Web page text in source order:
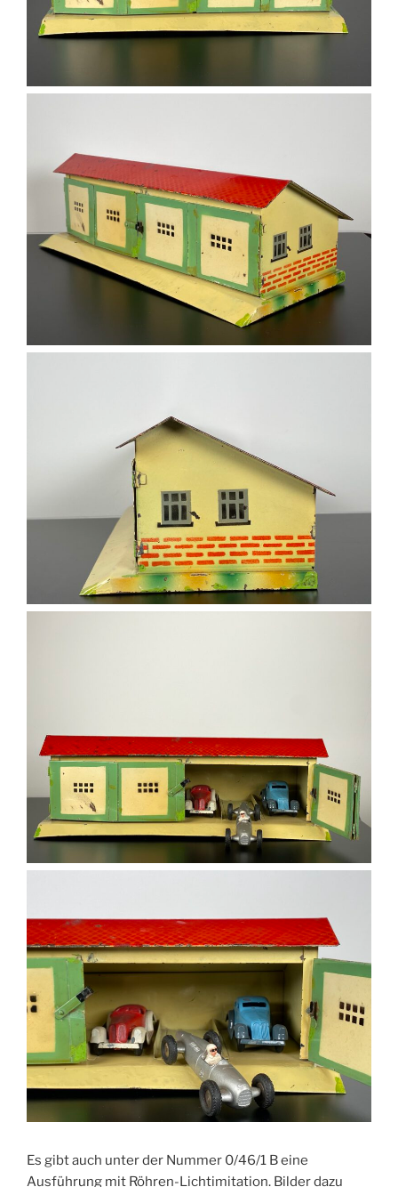
Es gibt auch unter der Nummer 0/46/1 B eine
Ausführung mit Röhren-Lichtimitation. Bilder dazu